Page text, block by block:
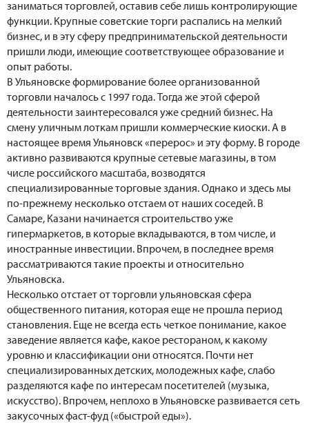
заниматься торговлей, оставив себе лишь контролирующие
функции. Крупные советские торги распались на мелкий
бизнес, и в эту сферу предпринимательской деятельности
пришли люди, имеющие соответствующее образование и
опыт работы.
В Ульяновске формирование более организованной
торговли началось с 1997 года. Тогда же этой сферой
деятельности заинтересовался уже средний бизнес. На
смену уличным лоткам пришли коммерческие киоски. А в
настоящее время Ульяновск «перерос» и эту форму. В городе
активно развиваются крупные сетевые магазины, в том
числе российского масштаба, возводятся
специализированные торговые здания. Однако и здесь мы
по-прежнему несколько отстаем от наших соседей. В
Самаре, Казани начинается строительство уже
гипермаркетов, в которые вкладываются, в том числе, и
иностранные инвестиции. Впрочем, в последнее время
рассматриваются такие проекты и относительно
Ульяновска.
Несколько отстает от торговли ульяновская сфера
общественного питания, которая еще не прошла период
становления. Еще не всегда есть четкое понимание, какое
заведение является кафе, какое рестораном, к какому
уровню и классификации они относятся. Почти нет
специализированных детских, молодежных кафе, слабо
разделяются кафе по интересам посетителей (музыка,
искусство). Впрочем, неплохо в Ульяновске развивается сеть
закусочных фаст-фуд («быстрой еды»).